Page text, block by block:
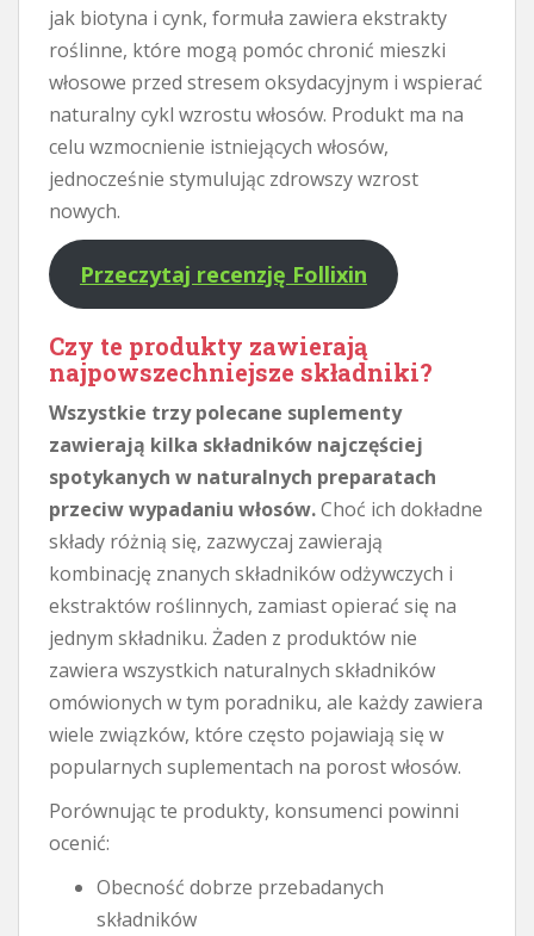
jak biotyna i cynk, formuła zawiera ekstrakty
roślinne, które mogą pomóc chronić mieszki
włosowe przed stresem oksydacyjnym i wspierać
naturalny cykl wzrostu włosów. Produkt ma na
celu wzmocnienie istniejących włosów,
jednocześnie stymulując zdrowszy wzrost
nowych.
Przeczytaj recenzję Follixin
Czy te produkty zawierają
najpowszechniejsze składniki?
Wszystkie trzy polecane suplementy
zawierają kilka składników najczęściej
spotykanych w naturalnych preparatach
przeciw wypadaniu włosów.Choć ich dokładne
składy różnią się, zazwyczaj zawierają
kombinację znanych składników odżywczych i
ekstraktów roślinnych, zamiast opierać się na
jednym składniku. Żaden z produktów nie
zawiera wszystkich naturalnych składników
omówionych w tym poradniku, ale każdy zawiera
wiele związków, które często pojawiają się w
popularnych suplementach na porost włosów.
Porównując te produkty, konsumenci powinni
ocenić:
Obecność dobrze przebadanych
składników